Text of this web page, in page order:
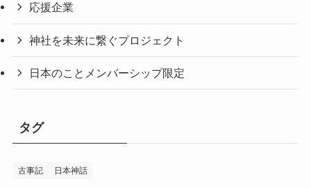
応援企業
神社を未来に繋ぐプロジェクト
日本のことメンバーシップ限定
タグ
古事記 日本神話